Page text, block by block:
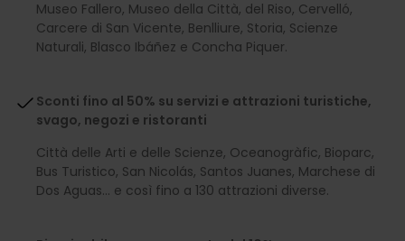
Museo Fallero, Museo della Città, del Riso, Cervelló,
Carcere di San Vicente, Benlliure, Storia, Scienze
Naturali, Blasco Ibáñez e Concha Piquer.
Sconti fino al 50% su servizi e attrazioni turistiche,
svago, negozi e ristoranti
Città delle Arti e delle Scienze, Oceanogràfic, Bioparc,
Bus Turistico, San Nicolás, Santos Juanes, Marchese di
Dos Aguas… e così fino a 130 attrazioni diverse.